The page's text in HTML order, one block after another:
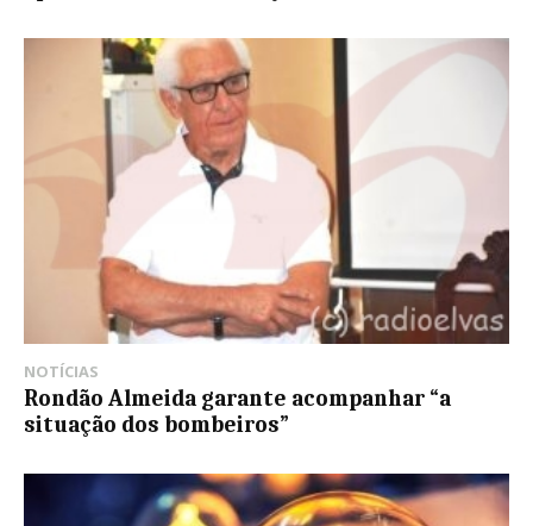
NOTÍCIAS
Rondão Almeida garante acompanhar “a
situação dos bombeiros”